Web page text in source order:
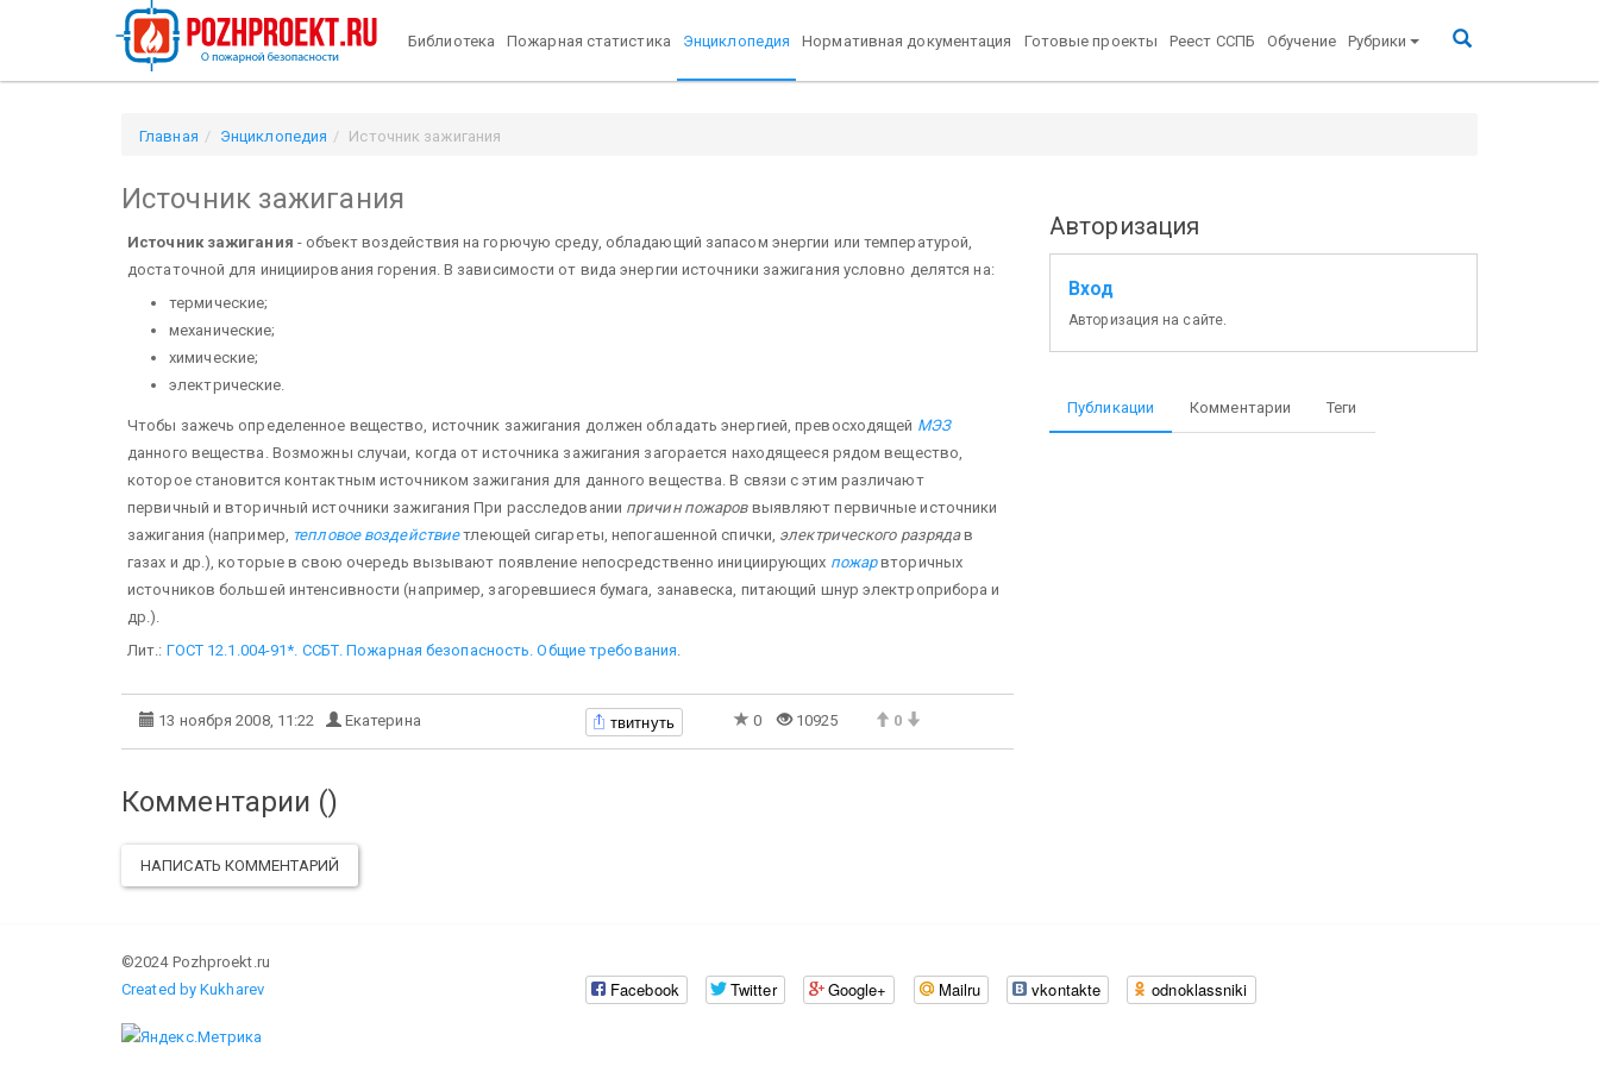
Библиотека Пожарная статистика Энциклопедия Нормативная документация Готовые проекты Реест ССПБ Обучение Рубрики
Главная Энциклопедия Источник зажигания
Источник зажигания
Источник зажигания - объект воздействия на горючую среду, обладающий запасом энергии или температурой,
достаточной для инициирования горения. В зависимости от вида энергии источники зажигания условно делятся на:
термические;
механические;
химические;
электрические.
Чтобы зажечь определенное вещество, источник зажигания должен обладать энергией, превосходящей МЭЗ
данного вещества. Возможны случаи, когда от источника зажигания загорается находящееся рядом вещество,
которое становится контактным источником зажигания для данного вещества. В связи с этим различают
первичный и вторичный источники зажигания При расследовании причин пожаров выявляют первичные источники
зажигания (например, тепловое воздействиетлеющей сигареты, непогашенной спички, электрического разрядав
газах и др.), которые в свою очередь вызывают появление непосредственно инициирующих пожарвторичных
источников большей интенсивности (например, загоревшиеся бумага, занавеска, питающий шнур электроприбора и
др.).
Лит.: ГОСТ 12.1.004-91*. ССБТ. Пожарная безопасность. Общие требования.
13 ноября 2008, 11:22 Екатерина твитнуть 0 10925 0
Комментарии ()
НАПИСАТЬ КОММЕНТАРИЙ
Авторизация
Вход
Авторизация на сайте.
Публикации Комментарии Теги
©2024 Pozhproekt.ru
Created by Kukharev
Facebook Twitter Google+ Mailru vkontakte odnoklassniki